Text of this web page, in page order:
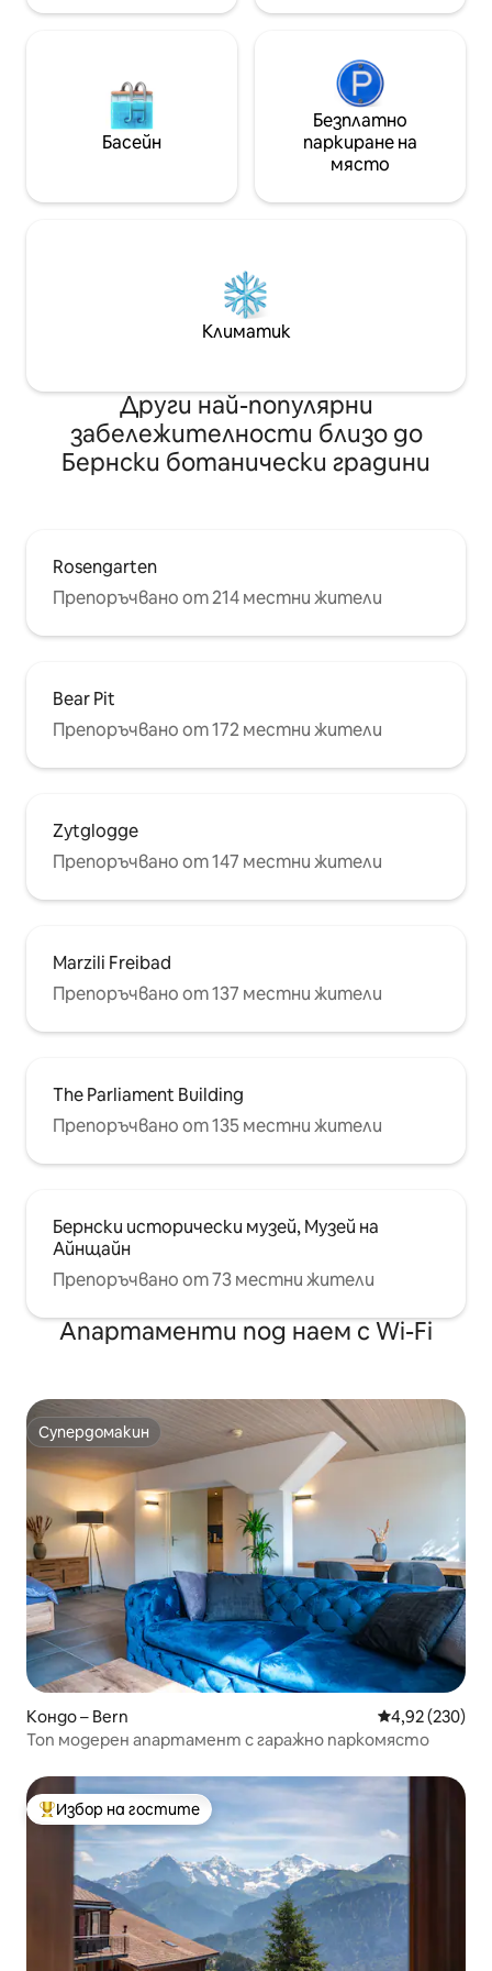
Басейн
Безплатно
паркиране на
място
Климатик
Други най-популярни
забележителности близо до
Бернски ботанически градини
Rosengarten
Препоръчвано от 214 местни жители
Bear Pit
Препоръчвано от 172 местни жители
Zytglogge
Препоръчвано от 147 местни жители
Marzili Freibad
Препоръчвано от 137 местни жители
The Parliament Building
Препоръчвано от 135 местни жители
Бернски исторически музей, Музей на
Айнщайн
Препоръчвано от 73 местни жители
Апартаменти под наем с Wi-Fi
Супердомакин
Супердомакин
Кондо – Bern Средна
4,92 (230)
Топ модерен апартамент с гаражно паркомясто
Най-популярен избор на гостите
Избор на гостите